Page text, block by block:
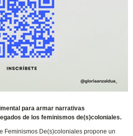
para armar narrativas
de los feminismos de(s)coloniales.
Feminismos De(s)coloniales propone un